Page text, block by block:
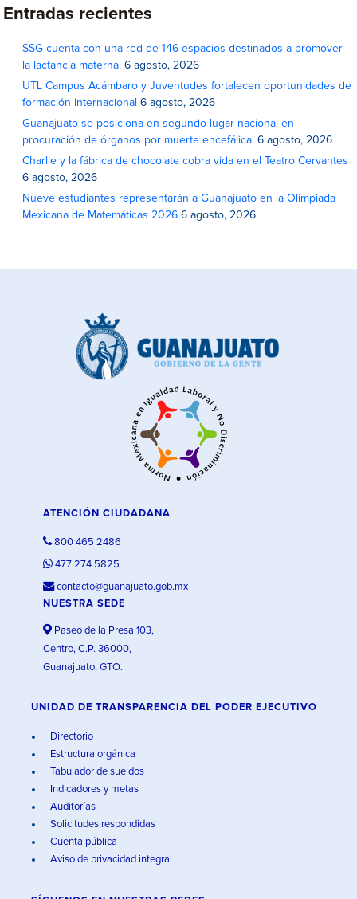
Entradas recientes
SSG cuenta con una red de 146 espacios destinados a promover
la lactancia materna. 6 agosto, 2026
UTL Campus Acámbaro y Juventudes fortalecen oportunidades de
formación internacional 6 agosto, 2026
Guanajuato se posiciona en segundo lugar nacional en
procuración de órganos por muerte encefálica. 6 agosto, 2026
Charlie y la fábrica de chocolate cobra vida en el Teatro Cervantes
6 agosto, 2026
Nueve estudiantes representarán a Guanajuato en la Olimpiada
Mexicana de Matemáticas 2026 6 agosto, 2026
ATENCIÓN CIUDADANA
800 465 2486
477 274 5825
contacto@guanajuato.gob.mx
NUESTRA SEDE
Paseo de la Presa 103,
Centro, C.P. 36000,
Guanajuato, GTO.
UNIDAD DE TRANSPARENCIA DEL PODER EJECUTIVO
Directorio
Estructura orgánica
Tabulador de sueldos
Indicadores y metas
Auditorías
Solicitudes respondidas
Cuenta pública
Aviso de privacidad integral